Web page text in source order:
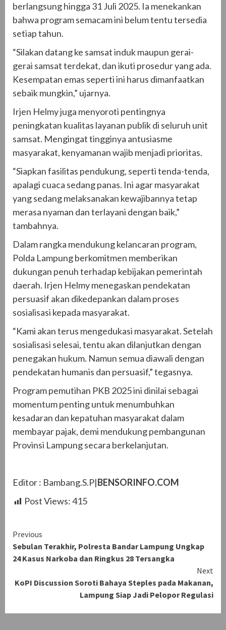
berlangsung hingga 31 Juli 2025. Ia menekankan
bahwa program semacam ini belum tentu tersedia
setiap tahun.
“Silakan datang ke samsat induk maupun gerai-
gerai samsat terdekat, dan ikuti prosedur yang ada.
Kesempatan emas seperti ini harus dimanfaatkan
sebaik mungkin,” ujarnya.
Irjen Helmy juga menyoroti pentingnya
peningkatan kualitas layanan publik di seluruh unit
samsat. Mengingat tingginya antusiasme
masyarakat, kenyamanan wajib menjadi prioritas.
“Siapkan fasilitas pendukung, seperti tenda-tenda,
apalagi cuaca sedang panas. Ini agar masyarakat
yang sedang melaksanakan kewajibannya tetap
merasa nyaman dan terlayani dengan baik,”
tambahnya.
Dalam rangka mendukung kelancaran program,
Polda Lampung berkomitmen memberikan
dukungan penuh terhadap kebijakan pemerintah
daerah. Irjen Helmy menegaskan pendekatan
persuasif akan dikedepankan dalam proses
sosialisasi kepada masyarakat.
“Kami akan terus mengedukasi masyarakat. Setelah
sosialisasi selesai, tentu akan dilanjutkan dengan
penegakan hukum. Namun semua diawali dengan
pendekatan humanis dan persuasif,” tegasnya.
Program pemutihan PKB 2025 ini dinilai sebagai
momentum penting untuk menumbuhkan
kesadaran dan kepatuhan masyarakat dalam
membayar pajak, demi mendukung pembangunan
Provinsi Lampung secara berkelanjutan.
Editor : Bambang.S.P|BENSORINFO.COM
Post Views:415
Continue
Reading
Previous
Sebulan Terakhir, Polresta Bandar Lampung Ungkap
24 Kasus Narkoba dan Ringkus 28 Tersangka
Next
KoPI Discussion Soroti Bahaya Steples pada Makanan,
Lampung Siap Jadi Pelopor Regulasi